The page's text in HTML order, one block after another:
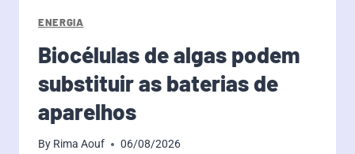
ENERGIA
Biocélulas de algas podem
substituir as baterias de
aparelhos
By Rima Aouf 06/08/2026